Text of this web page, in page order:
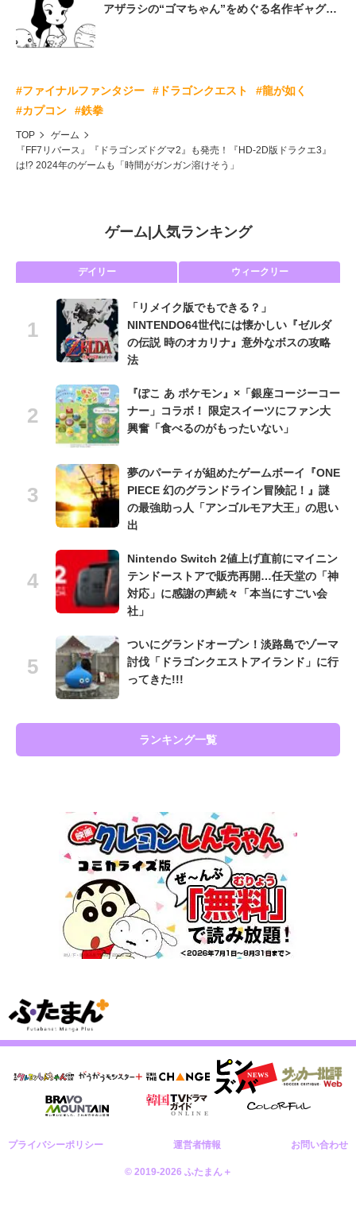
アザラシの“ゴマちゃん”をめぐる名作ギャグ4
#ファイナルファンタジー #ドラゴンクエスト
#龍が如く
#カプコン
#鉄拳
TOP
ゲーム
『FF7リバース』『ドラゴンズドグマ2』も発売！『HD-2D版ドラクエ3』
は!? 2024年のゲームも「時間がガンガン溶けそう」
ゲーム| 人気ランキング
デイリー ウィークリー
「リメイク版でもできる？」
NINTENDO64世代には懐かしい『ゼルダ
の伝説 時のオカリナ』意外なボスの攻略
法
『ぽこ あ ポケモン』×「銀座コージーコー
ナー」コラボ！ 限定スイーツにファン大
興奮「食べるのがもったいない」
夢のパーティが組めたゲームボーイ『ONE
PIECE 幻のグランドライン冒険記！』謎
の最強助っ人「アンゴルモア大王」の思い
出
Nintendo Switch 2値上げ直前にマイニン
テンドーストアで販売再開…任天堂の「神
対応」に感謝の声続々「本当にすごい会
社」
ついにグランドオープン！淡路島でゾーマ
討伐「ドラゴンクエストアイランド」に行
ってきた!!!
ランキング一覧
プライバシーポリシー 運営者情報 お問い合わせ
© 2019-2026 ふたまん＋